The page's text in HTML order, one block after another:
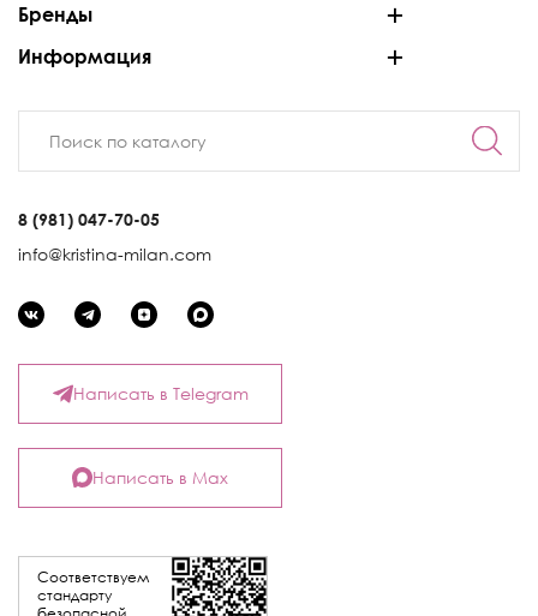
Бренды
Информация
8 (981) 047-70-05
info@kristina-milan.com
Соответствуем
стандарту
Написать в Telegram
Написать в Max